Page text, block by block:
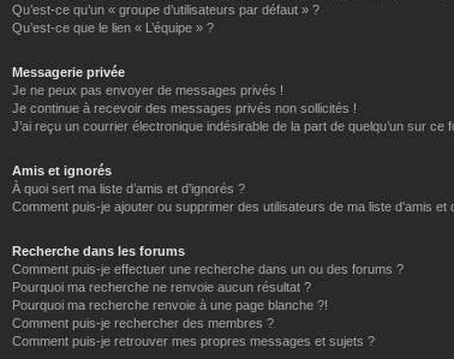
Qu’est-ce qu’un « groupe d’utilisateurs par défaut » ?
Qu’est-ce que le lien « L’équipe » ?
Messagerie privée
Je ne peux pas envoyer de messages privés !
Je continue à recevoir des messages privés non sollicités !
J’ai reçu un courrier électronique indésirable de la part de quelqu’un sur ce
Amis et ignorés
À quoi sert ma liste d’amis et d’ignorés ?
Comment puis-je ajouter ou supprimer des utilisateurs de ma liste d’amis et
Recherche dans les forums
Comment puis-je effectuer une recherche dans un ou des forums ?
Pourquoi ma recherche ne renvoie aucun résultat ?
Pourquoi ma recherche renvoie à une page blanche ?!
Comment puis-je rechercher des membres ?
Comment puis-je retrouver mes propres messages et sujets ?